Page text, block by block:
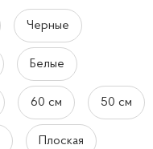
Черные
Белые
60 см 50 см
Плоская